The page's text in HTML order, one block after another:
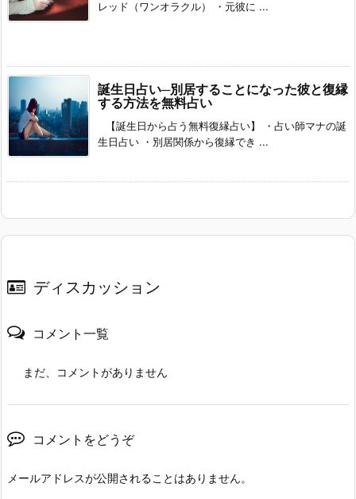
レッド（ワンオラクル） ・元彼に ...
誕生日占い─別居することになった彼と復縁
する方法を無料占い
【誕生日から占う無料復縁占い】 ・占い師マナの誕
生日占い ・別居関係から復縁でき ...
ディスカッション
コメント一覧
まだ、コメントがありません
コメントをどうぞ
メールアドレスが公開されることはありません。